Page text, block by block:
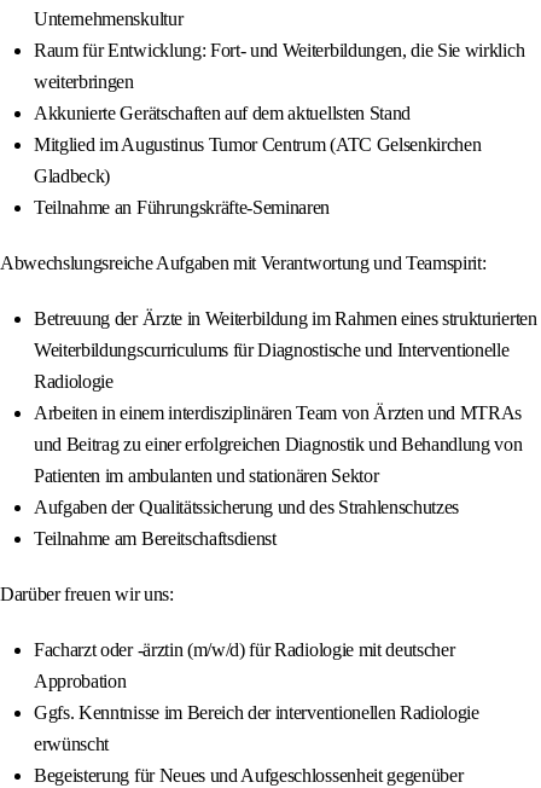
Unternehmenskultur
Raum für Entwicklung: Fort- und Weiterbildungen, die Sie wirklich
weiterbringen
Akkunierte Gerätschaften auf dem aktuellsten Stand
Mitglied im Augustinus Tumor Centrum (ATC Gelsenkirchen
Gladbeck)
Teilnahme an Führungskräfte-Seminaren
Abwechslungsreiche Aufgaben mit Verantwortung und Teamspirit:
Betreuung der Ärzte in Weiterbildung im Rahmen eines strukturierten
Weiterbildungscurriculums für Diagnostische und Interventionelle
Radiologie
Arbeiten in einem interdisziplinären Team von Ärzten und MTRAs
und Beitrag zu einer erfolgreichen Diagnostik und Behandlung von
Patienten im ambulanten und stationären Sektor
Aufgaben der Qualitätssicherung und des Strahlenschutzes
Teilnahme am Bereitschaftsdienst
Darüber freuen wir uns:
Facharzt oder -ärztin (m/w/d) für Radiologie mit deutscher
Approbation
Ggfs. Kenntnisse im Bereich der interventionellen Radiologie
erwünscht
Begeisterung für Neues und Aufgeschlossenheit gegenüber